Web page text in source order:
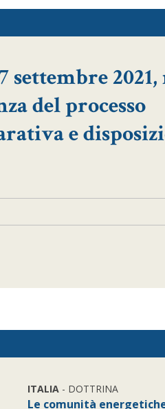
settembre 2021,
del processo
e
ITALIA- DOTTRINA
Le comunità